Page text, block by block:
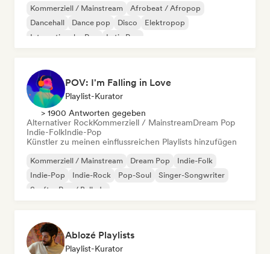
Kommerziell / Mainstream
Afrobeat / Afropop
Dancehall
Dance pop Disco
Elektropop
Internationaler Pop
Latin Pop
POV: I'm Falling in Love
Playlist-Kurator
> 1900 Antworten gegeben
Alternativer RockKommerziell / MainstreamDream Pop
Indie-FolkIndie-Pop
Künstler zu meinen einflussreichen Playlists hinzufügen
Kommerziell / Mainstream Dream Pop
Indie-Folk
Indie-Pop
Indie-Rock Pop-Soul
Singer-Songwriter
Sanfter Pop / Ballade
Ablozé Playlists
Playlist-Kurator